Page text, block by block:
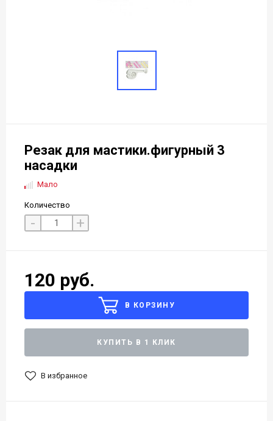
Резак для мастики.фигурный 3
насадки
Мало
Количество
- +
120 руб.
В КОРЗИНУ
КУПИТЬ В 1 КЛИК
В избранное